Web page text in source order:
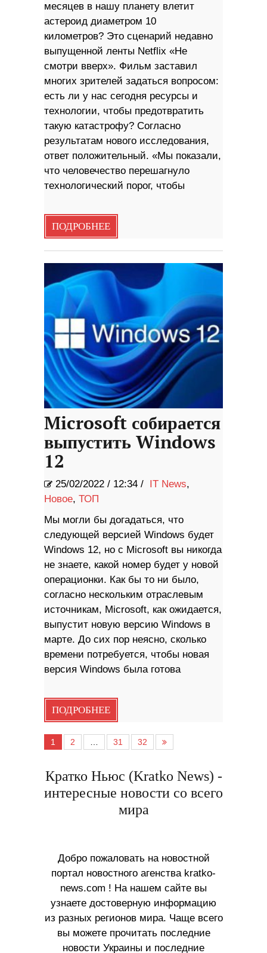
месяцев в нашу планету влетит
астероид диаметром 10
километров? Это сценарий недавно
выпущенной ленты Netflix «Не
смотри вверх». Фильм заставил
многих зрителей задаться вопросом:
есть ли у нас сегодня ресурсы и
технологии, чтобы предотвратить
такую ​​катастрофу? Согласно
результатам нового исследования,
ответ положительный. «Мы показали,
что человечество перешагнуло
технологический порог, чтобы
ПОДРОБНЕЕ
Microsoft собирается
выпустить Windows
12
25/02/2022 / 12:34 / IT News,
Новое, ТОП
Мы могли бы догадаться, что
следующей версией Windows будет
Windows 12, но с Microsoft вы никогда
не знаете, какой номер будет у новой
операционки. Как бы то ни было,
согласно нескольким отраслевым
источникам, Microsoft, как ожидается,
выпустит новую версию Windows в
марте. До сих пор неясно, сколько
времени потребуется, чтобы новая
версия Windows была готова
ПОДРОБНЕЕ
1 2 … 31 32
Кратко Ньюс (Kratko News) -
интересные новости со всего
мира
Добро пожаловать на новостной
портал новостного агенства kratko-
news.com ! На нашем сайте вы
узнаете достоверную информацию
из разных регионов мира. Чаще всего
вы можете прочитать последние
новости Украины и последние